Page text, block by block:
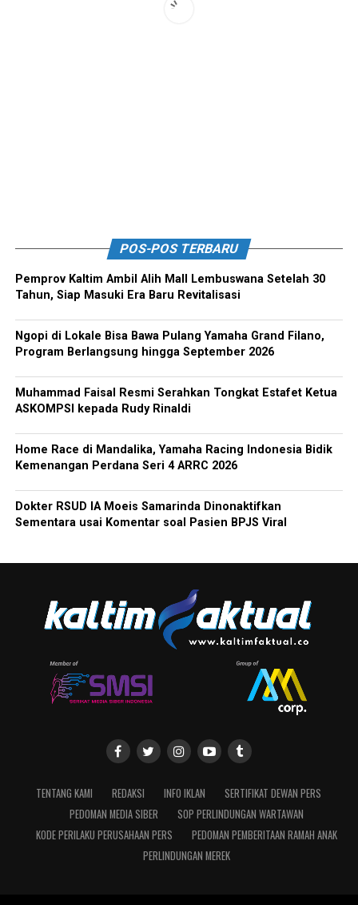
POS-POS TERBARU
Pemprov Kaltim Ambil Alih Mall Lembuswana Setelah 30
Tahun, Siap Masuki Era Baru Revitalisasi
Ngopi di Lokale Bisa Bawa Pulang Yamaha Grand Filano,
Program Berlangsung hingga September 2026
Muhammad Faisal Resmi Serahkan Tongkat Estafet Ketua
ASKOMPSI kepada Rudy Rinaldi
Home Race di Mandalika, Yamaha Racing Indonesia Bidik
Kemenangan Perdana Seri 4 ARRC 2026
Dokter RSUD IA Moeis Samarinda Dinonaktifkan
Sementara usai Komentar soal Pasien BPJS Viral
TENTANG KAMI REDAKSI INFO IKLAN
SERTIFIKAT DEWAN PERS
PEDOMAN MEDIA SIBER
SOP PERLINDUNGAN WARTAWAN
KODE PERILAKU PERUSAHAAN PERS
PEDOMAN PEMBERITAAN RAMAH ANAK
PERLINDUNGAN MEREK